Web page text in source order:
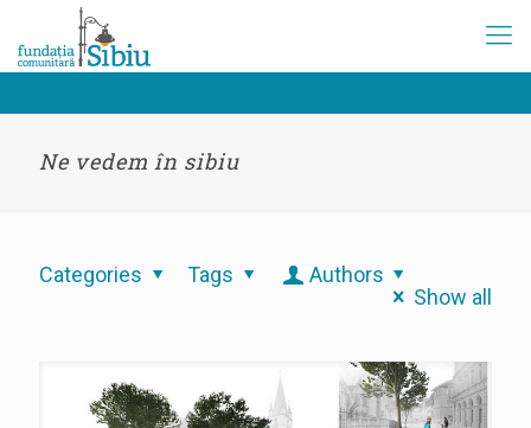
Ne vedem în sibiu
Categories Tags
Authors
Show all